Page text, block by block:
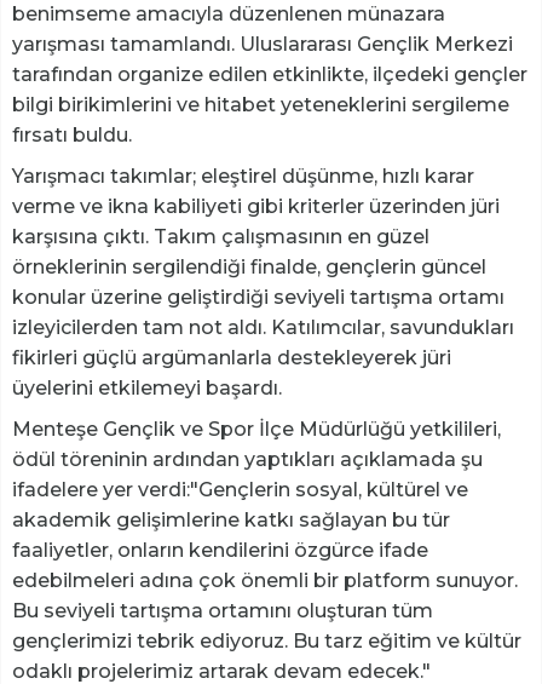
benimseme amacıyla düzenlenen münazara
yarışması tamamlandı. Uluslararası Gençlik Merkezi
tarafından organize edilen etkinlikte, ilçedeki gençler
bilgi birikimlerini ve hitabet yeteneklerini sergileme
fırsatı buldu.
Yarışmacı takımlar; eleştirel düşünme, hızlı karar
verme ve ikna kabiliyeti gibi kriterler üzerinden jüri
karşısına çıktı. Takım çalışmasının en güzel
örneklerinin sergilendiği finalde, gençlerin güncel
konular üzerine geliştirdiği seviyeli tartışma ortamı
izleyicilerden tam not aldı. Katılımcılar, savundukları
fikirleri güçlü argümanlarla destekleyerek jüri
üyelerini etkilemeyi başardı.
Menteşe Gençlik ve Spor İlçe Müdürlüğü yetkilileri,
ödül töreninin ardından yaptıkları açıklamada şu
ifadelere yer verdi:"Gençlerin sosyal, kültürel ve
akademik gelişimlerine katkı sağlayan bu tür
faaliyetler, onların kendilerini özgürce ifade
edebilmeleri adına çok önemli bir platform sunuyor.
Bu seviyeli tartışma ortamını oluşturan tüm
gençlerimizi tebrik ediyoruz. Bu tarz eğitim ve kültür
odaklı projelerimiz artarak devam edecek."